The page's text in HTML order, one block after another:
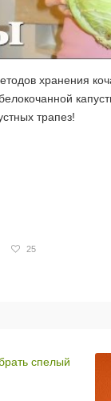
хранения
трапез!
25